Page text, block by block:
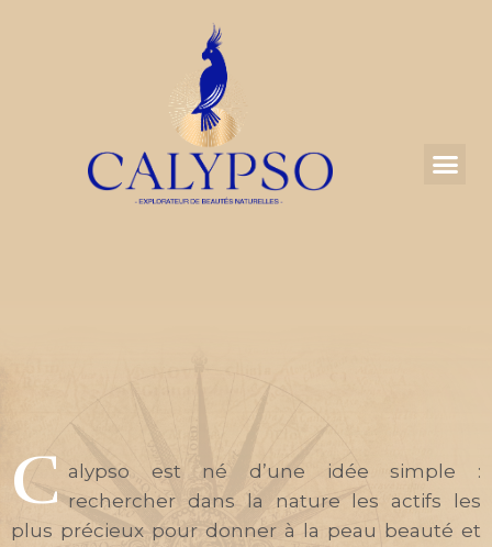
C alypso est né d’une idée simple :
rechercher dans la nature les actifs les
plus précieux pour donner à la peau beauté et